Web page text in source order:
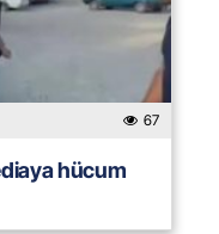
67
hücum